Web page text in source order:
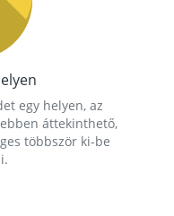
egy helyen, az
áttekinthető,
többször ki-be